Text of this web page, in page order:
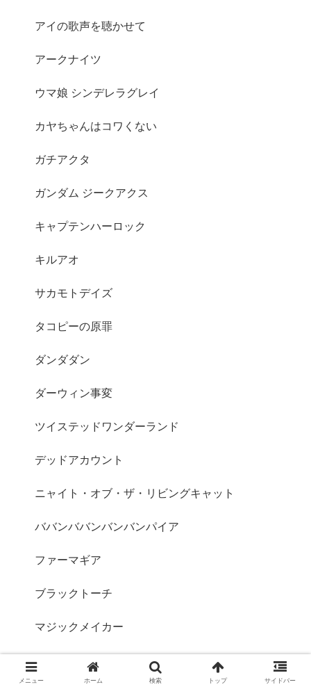
アイの歌声を聴かせて
アークナイツ
ウマ娘 シンデレラグレイ
カヤちゃんはコワくない
ガチアクタ
ガンダム ジークアクス
キャプテンハーロック
キルアオ
サカモトデイズ
タコピーの原罪
ダンダダン
ダーウィン事変
ツイステッドワンダーランド
デッドアカウント
ニャイト・オブ・ザ・リビングキャット
ババンババンバンバンパイア
ファーマギア
ブラックトーチ
マジックメイカー
ヤニねこ
メニュー ホーム 検索 トップ サイドバー